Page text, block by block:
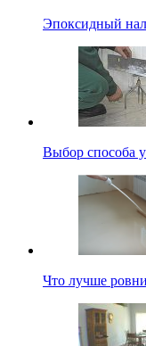
Эпоксидный
Выбор способа
Что лучше